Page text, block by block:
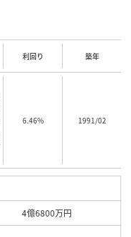
利回り 築年
6.46% 1991/02
4億6800万円